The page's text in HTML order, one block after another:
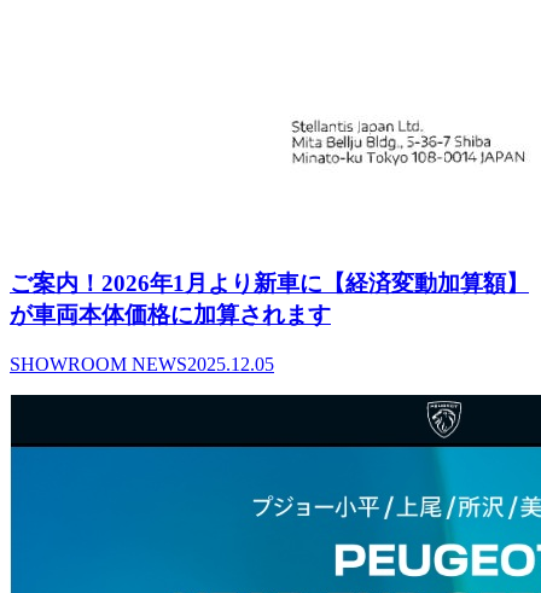
ご案内！2026年1月より新車に【経済変動加算額】
が車両本体価格に加算されます
SHOWROOM NEWS2025.12.05